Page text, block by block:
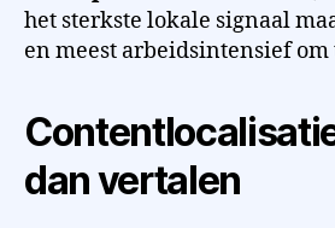
het sterkste lokale signaal
en meest arbeidsintensief
dan vertalen